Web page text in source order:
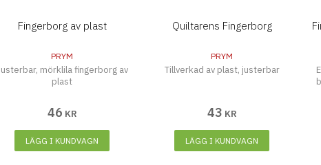
Fingerborg av plast
PRYM
mörklila fingerborg av
plast
46 KR
LÄGG I KUNDVAGN
Quiltarens Fingerborg
PRYM
Tillverkad av plast, justerbar
43 KR
LÄGG I KUNDVAGN